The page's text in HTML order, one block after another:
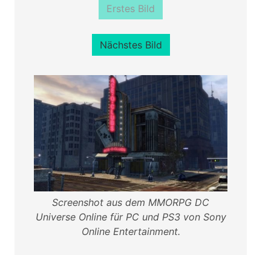
Erstes Bild
Nächstes Bild
Screenshot aus dem MMORPG DC
Universe Online für PC und PS3 von Sony
Online Entertainment.